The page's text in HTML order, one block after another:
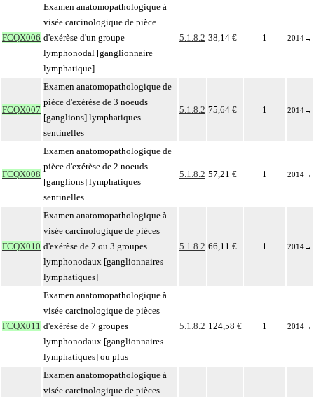
FCQX006
Examen anatomopathologique à
visée carcinologique de pièce
d'exérèse d'un groupe
lymphonodal [ganglionnaire
lymphatique]
5.1.8.2 38,14 € 1 2014→
FCQX007
Examen anatomopathologique de
pièce d'exérèse de 3 noeuds
[ganglions] lymphatiques
sentinelles
5.1.8.2 75,64 € 1 2014→
FCQX008
Examen anatomopathologique de
pièce d'exérèse de 2 noeuds
[ganglions] lymphatiques
sentinelles
5.1.8.2 57,21 € 1 2014→
FCQX010
Examen anatomopathologique à
visée carcinologique de pièces
d'exérèse de 2 ou 3 groupes
lymphonodaux [ganglionnaires
lymphatiques]
5.1.8.2 66,11 € 1 2014→
FCQX011
Examen anatomopathologique à
visée carcinologique de pièces
d'exérèse de 7 groupes
lymphonodaux [ganglionnaires
lymphatiques] ou plus
5.1.8.2 124,58 € 1 2014→
Examen anatomopathologique à
visée carcinologique de pièces